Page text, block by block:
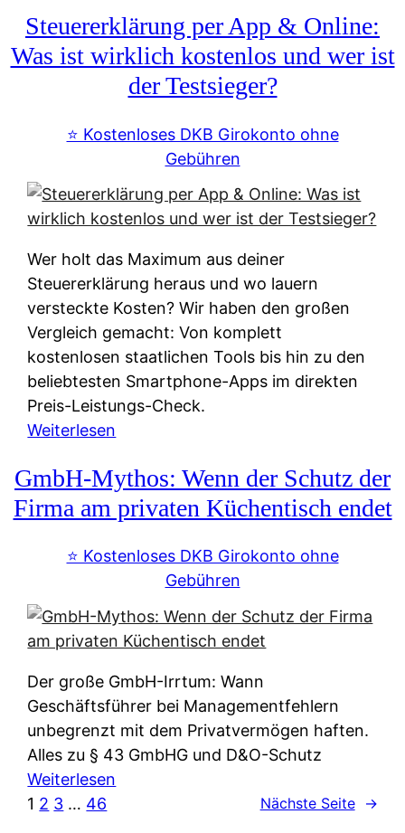
&
f
r
e
u
s
u
n
f
t
e
i
e
W
e
r
s
i
c
h
e
t
a
h
g
s
y
t
e
m
M
I
R
:
W
e
u
d
n
w
l
c
h
e
n
Steuererklärung per App & Online:
Was ist wirklich kostenlos und wer ist
der Testsieger?
⭐️ Kostenloses DKB Girokonto ohne
Gebühren
Wer holt das Maximum aus deiner
Steuererklärung heraus und wo lauern
versteckte Kosten? Wir haben den großen
Vergleich gemacht: Von komplett
kostenlosen staatlichen Tools bis hin zu den
beliebtesten Smartphone-Apps im direkten
Preis-Leistungs-Check.
Weiterlesen
t
e
u
e
r
k
l
ä
u
GmbH-Mythos: Wenn der Schutz der
Firma am privaten Küchentisch endet
⭐️ Kostenloses DKB Girokonto ohne
Gebühren
Der große GmbH-Irrtum: Wann
Geschäftsführer bei Managementfehlern
unbegrenzt mit dem Privatvermögen haften.
Alles zu § 43 GmbHG und D&O-Schutz
Weiterlesen
1 2 3 … 46 Nächste Seite →